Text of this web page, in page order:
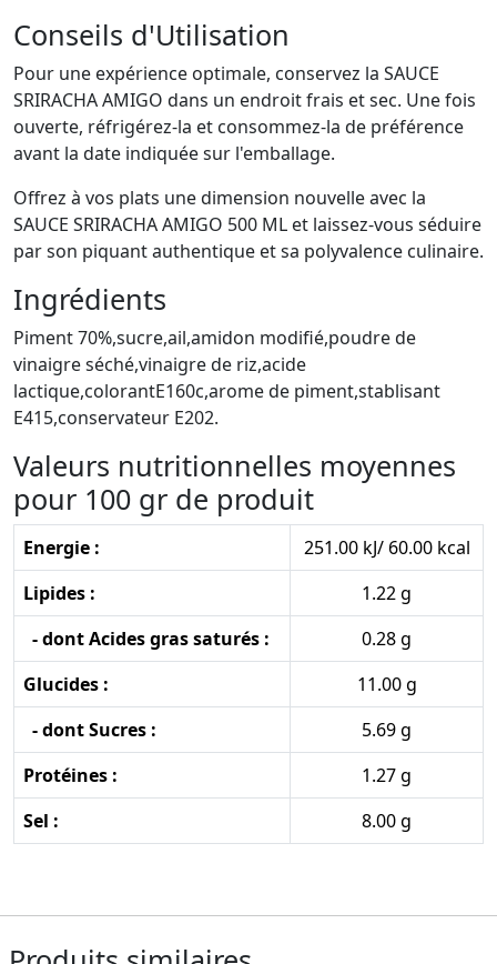
Conseils d'Utilisation
Pour une expérience optimale, conservez la SAUCE
SRIRACHA AMIGO dans un endroit frais et sec. Une fois
ouverte, réfrigérez-la et consommez-la de préférence
avant la date indiquée sur l'emballage.
Offrez à vos plats une dimension nouvelle avec la
SAUCE SRIRACHA AMIGO 500 ML et laissez-vous séduire
par son piquant authentique et sa polyvalence culinaire.
Ingrédients
Piment 70%,sucre,ail,amidon modifié,poudre de
vinaigre séché,vinaigre de riz,acide
lactique,colorantE160c,arome de piment,stablisant
E415,conservateur E202.
Valeurs nutritionnelles moyennes
pour 100 gr de produit
Energie :
251.00 kJ/ 60.00 kcal
Lipides :
1.22 g
- dont Acides gras saturés :
0.28 g
Glucides :
11.00 g
- dont Sucres :
5.69 g
Protéines :
1.27 g
Sel :
8.00 g